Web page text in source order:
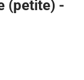
(petite) -